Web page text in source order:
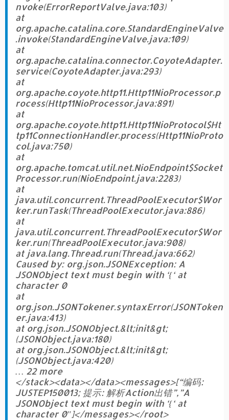
nvoke(ErrorReportValve.java:103)
at
org.apache.catalina.core.StandardEngineValve
.invoke(StandardEngineValve.java:109)
at
org.apache.catalina.connector.CoyoteAdapter.
service(CoyoteAdapter.java:293)
at
org.apache.coyote.http11.Http11NioProcessor.p
rocess(Http11NioProcessor.java:891)
at
org.apache.coyote.http11.Http11NioProtocol$Ht
tp11ConnectionHandler.process(Http11NioProto
col.java:750)
at
org.apache.tomcat.util.net.NioEndpoint$Socket
Processor.run(NioEndpoint.java:2283)
at
java.util.concurrent.ThreadPoolExecutor$Wor
ker.runTask(ThreadPoolExecutor.java:886)
at
java.util.concurrent.ThreadPoolExecutor$Wor
ker.run(ThreadPoolExecutor.java:908)
at java.lang.Thread.run(Thread.java:662)
Caused by: org.json.JSONException: A
JSONObject text must begin with ‘{‘ at
character 0
at
org.json.JSONTokener.syntaxError(JSONToken
er.java:413)
at org.json.JSONObject.&lt;init&gt;
(JSONObject.java:180)
at org.json.JSONObject.&lt;init&gt;
(JSONObject.java:420)
… 22 more
</stack><data></data><messages>[“编码:
JUSTEP150013; 提示: 解析Action出错”,”A
JSONObject text must begin with ‘{‘ at
character 0″]</messages></root>